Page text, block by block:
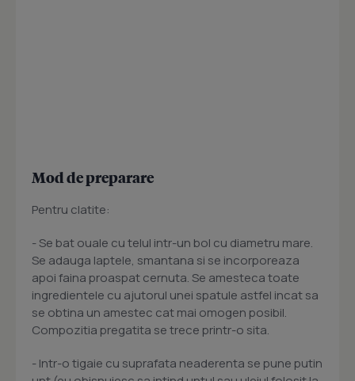
Mod de preparare
Pentru clatite:
- Se bat ouale cu telul intr-un bol cu diametru mare.
Se adauga laptele, smantana si se incorporeaza
apoi faina proaspat cernuta. Se amesteca toate
ingredientele cu ajutorul unei spatule astfel incat sa
se obtina un amestec cat mai omogen posibil.
Compozitia pregatita se trece printr-o sita.
- Intr-o tigaie cu suprafata neaderenta se pune putin